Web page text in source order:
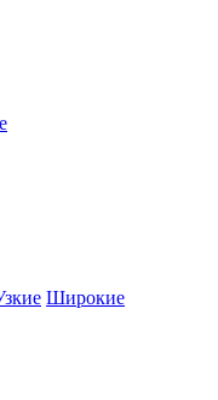
Широкие